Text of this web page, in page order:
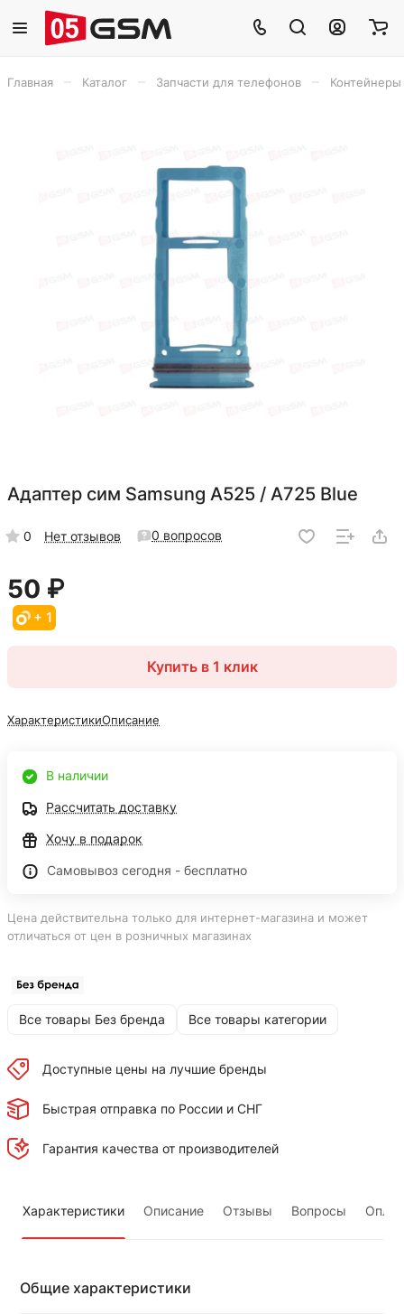
Главная Каталог Запчасти для телефонов
Адаптер сим Samsung A525 / A725 Blue
0 Нет отзывов 0 вопросов
50 ₽
+ 1
Купить в 1 клик
ХарактеристикиОписание
В наличии
Рассчитать доставку
Хочу в подарок
Самовывоз сегодня - бесплатно
Цена действительна только для интернет-магазина и может
отличаться от цен в розничных магазинах
Все товары Без бренда Все товары категории
Доступные цены на лучшие бренды
Быстрая отправка по России и СНГ
Гарантия качества от производителей
Характеристики Описание Отзывы Вопросы
Общие характеристики